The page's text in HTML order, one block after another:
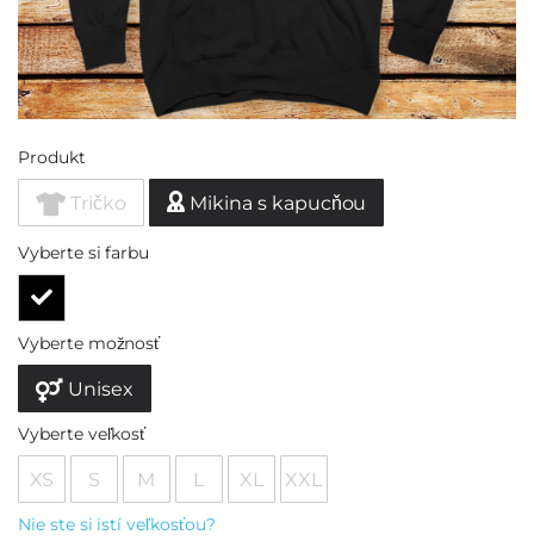
Produkt
Tričko Mikina s kapucňou
Vyberte si farbu
Vyberte možnosť
Unisex
Vyberte veľkosť
XS S M L XL XXL
Nie ste si istí veľkosťou?